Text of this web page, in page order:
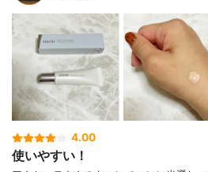
4.00
使いやすい！